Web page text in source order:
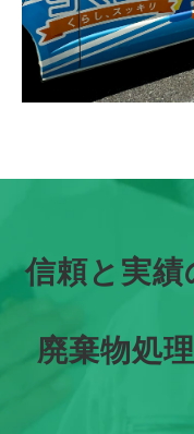
信頼と実
廃棄物処